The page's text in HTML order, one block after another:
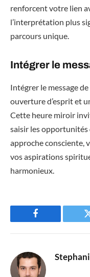
renforcent votre lien
l’interprétation plus
parcours unique.
Intégrer le
Intégrer le message
ouverture d’esprit et
Cette heure miroir
saisir les opportunités
approche consciente,
vos aspirations
harmonieux.
Facebook